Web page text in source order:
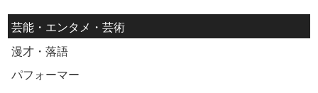
芸能・エンタメ・芸術
漫才・落語
パフォーマー